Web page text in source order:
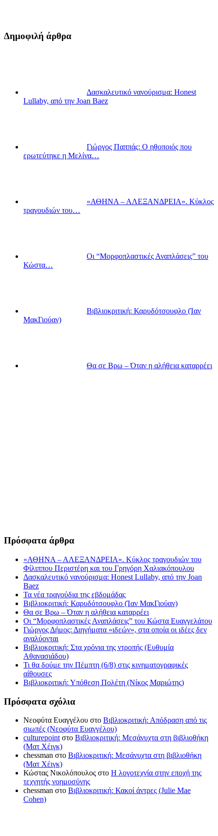
Δημοφιλή άρθρα
Δασκαλευτικό νανούρισμα: Honest
Lullaby, από την Joan Baez
Γιώργος Παππάς: Ο ηθοποιός που
ερωτεύτηκε η Μελίνα…
«ΑΘΗΝΑ – ΑΛΕΞΑΝΔΡΕΙΑ». Κύκλος
τραγουδιών του…
Οι “Μορφοπλαστικές Αναπλάσεις” του
Κώστα…
Βιβλιοκριτική: Καρυδότσουφλο (Ίαν
ΜακΓιούαν)
Θα σε Βρω – Όταν η αλήθεια καταρρέει
Πρόσφατα άρθρα
«ΑΘΗΝΑ – ΑΛΕΞΑΝΔΡΕΙΑ». Κύκλος τραγουδιών του
Φίλιππου Περιστέρη και του Γρηγόρη Χαλιακόπουλου
Δασκαλευτικό νανούρισμα: Honest Lullaby, από την Joan
Baez
Τα νέα τραγούδια της εβδομάδας
Βιβλιοκριτική: Καρυδότσουφλο (Ίαν ΜακΓιούαν)
Θα σε Βρω – Όταν η αλήθεια καταρρέει
Οι “Μορφοπλαστικές Αναπλάσεις” του Κώστα Ευαγγελάτου
Γιώργος Δήμος: Διηγήματα «ιδεών», στα οποία οι ιδέες δεν
αναλύονται
Βιβλιοκριτική: Στα χρόνια της ντροπής (Ευθυμία
Αθανασιάδου)
Τι θα δούμε την Πέμπτη (6/8) στις κινηματογραφικές
αίθουσες
Βιβλιοκριτική: Υπόθεση Πολέτη (Νίκος Μαριώτης)
Πρόσφατα σχόλια
Νεοφύτα Ευαγγέλου στο Βιβλιοκριτική: Απόδραση από τις
σιωπές (Νεοφύτα Ευαγγέλου)
culturepointστο Βιβλιοκριτική: Μεσάνυχτα στη βιβλιοθήκη
(Ματ Χέιγκ)
chessman στο Βιβλιοκριτική: Μεσάνυχτα στη βιβλιοθήκη
(Ματ Χέιγκ)
Κώστας Νικολόπουλος στο Η λογοτεχνία στην εποχή της
τεχνητής νοημοσύνης
chessman στο Βιβλιοκριτική: Κακοί άντρες (Julie Mae
Cohen)